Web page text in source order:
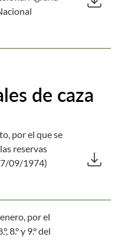
de caza
por el que se
reservas
09/1974)
download
por el
8.° y 9.° del